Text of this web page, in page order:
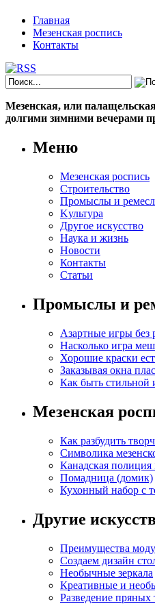
Главная
Мезенская роспись
Контакты
Мезенская, или
долгими зимними вечерами
Меню
Мезенская роспись
Строительство
Промыслы и
Kультура
Другое искусство
Наука и жизнь
Новости
Контакты
Статьи
Промыслы и
Азартные игры без
Насколько игра
Хорошие краски
Заказывая окна
Как быть стильной
Мезенская
Как разбудить
Символика
Канадская
Помадница (домик)
Кухонный набор с
Другие
Преимущества
Создаем дизайн
Необычные зеркала
Креативные и
Разведение пряных